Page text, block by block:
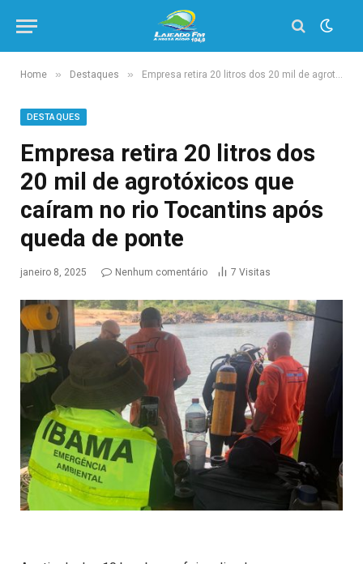
Home » Destaques » Empresa retira 20 litros dos 20 mil de agrotóxicos que caíram no rio Tocantins após queda de ponte
DESTAQUES
Empresa retira 20 litros dos
20 mil de agrotóxicos que
caíram no rio Tocantins após
queda de ponte
janeiro 8, 2025 Nenhum comentário 7 Visitas